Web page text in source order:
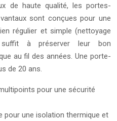
de haute qualité, les portes-
sont conçues pour une
régulier et simple (nettoyage
à préserver leur bon
au fil des années. Une porte-
de 20 ans.
pour une sécurité
pour une isolation thermique et